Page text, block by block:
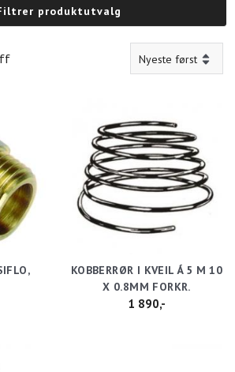
produktutvalg
KOBBERRØR I KVEIL Á 5 M 10
X 0.8MM FORKR.
1 890,-